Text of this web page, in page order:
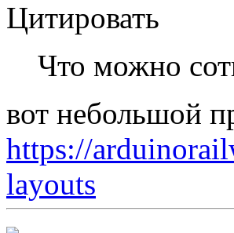
Цитировать
Что можно
вот небольшой
https://
layouts